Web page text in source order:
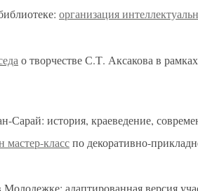
организация
о творчестве С.Т. Аксакова в
Сарай: история, краеведение,
мастер-класспо декоративно-
Молодежке: адаптированная версия